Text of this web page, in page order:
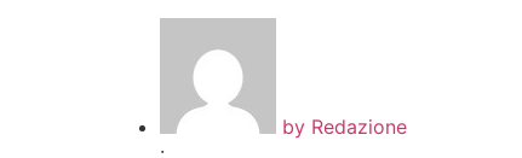
by Redazione
·